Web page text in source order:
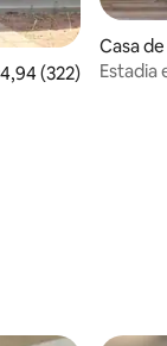
de uma
4,94 (322)
Casa
Estadia